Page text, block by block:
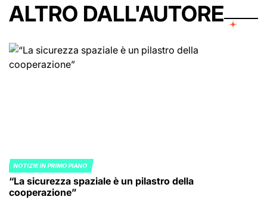
ALTRO DALL'AUTORE
POSTED
IN
NOTIZIE IN PRIMO PIANO
“La sicurezza spaziale è un pilastro della
cooperazione”